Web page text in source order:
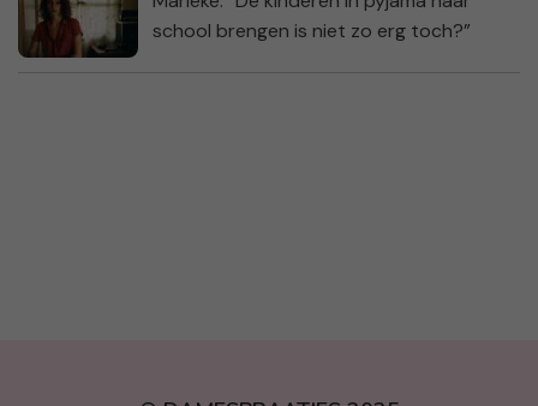
school brengen is niet zo erg toch?”